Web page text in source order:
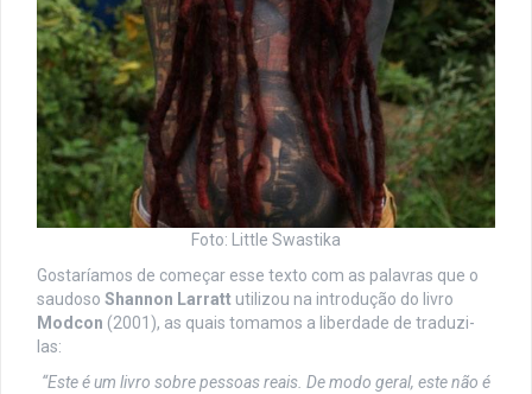
Foto: Little Swastika
Gostaríamos de começar esse texto com as palavras que o
saudoso Shannon Larratt utilizou na introdução do livro
Modcon (2001), as quais tomamos a liberdade de traduzi-
las:
“Este é um livro sobre pessoas reais. De modo geral, este não é